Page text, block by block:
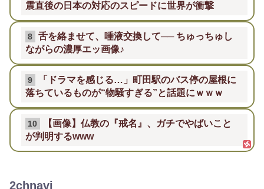
震直後の日本の対応のスピードに世界が衝撃
8
舌を絡ませて、唾液交換して── ちゅっちゅし
ながらの濃厚エッ画像♪
9
「ドラマを感じる…」町田駅のバス停の屋根に
落ちているものが“物騒すぎる”と話題にｗｗｗ
10
【画像】仏教の『戒名』、ガチでやばいこと
が判明するwww
2chnavi